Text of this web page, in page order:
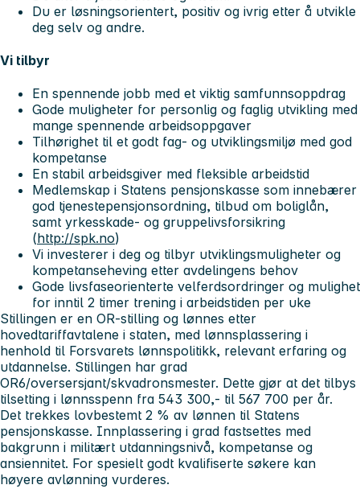
Du er løsningsorientert, positiv og ivrig etter å utvikle
deg selv og andre.
Vi tilbyr
En spennende jobb med et viktig samfunnsoppdrag
Gode muligheter for personlig og faglig utvikling med
mange spennende arbeidsoppgaver
Tilhørighet til et godt fag- og utviklingsmiljø med god
kompetanse
En stabil arbeidsgiver med fleksible arbeidstid
Medlemskap i Statens pensjonskasse som innebærer
god tjenestepensjonsordning, tilbud om boliglån,
samt yrkesskade- og gruppelivsforsikring
(http://spk.no)
Vi investerer i deg og tilbyr utviklingsmuligheter og
kompetanseheving etter avdelingens behov
Gode livsfaseorienterte velferdsordringer og mulighet
for inntil 2 timer trening i arbeidstiden per uke
Stillingen er en OR-stilling og lønnes etter
hovedtariffavtalene i staten, med lønnsplassering i
henhold til Forsvarets lønnspolitikk, relevant erfaring og
utdannelse. Stillingen har grad
OR6/oversersjant/skvadronsmester. Dette gjør at det tilbys
tilsetting i lønnsspenn fra 543 300,- til 567 700 per år.
Det trekkes lovbestemt 2 % av lønnen til Statens
pensjonskasse. Innplassering i grad fastsettes med
bakgrunn i militært utdanningsnivå, kompetanse og
ansiennitet. For spesielt godt kvalifiserte søkere kan
høyere avlønning vurderes.